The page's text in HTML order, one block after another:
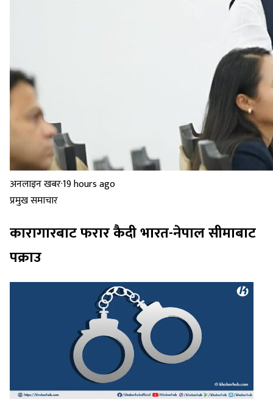
अनलाइन खबर·19 hours ago
प्रमुख समाचार
कारागारबाट फरार कैदी भारत-नेपाल सीमाबाट
पक्राउ